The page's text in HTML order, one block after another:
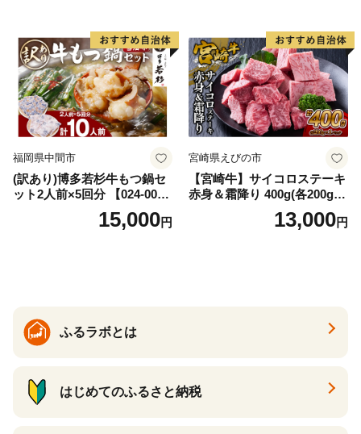
福岡県中間市
(訳あり)博多若杉牛もつ鍋セ
ット2人前×5回分 【024-002
15,000円
宮崎県えびの市
【宮崎牛】サイコロステーキ
赤身＆霜降り 400g(各200g×
１P 計2P) 真空パック 冷凍
13,000円
ふるラボとは
はじめてのふるさと納税